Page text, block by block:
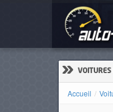
» VOITURES
Accueil
ACTUALITÉS